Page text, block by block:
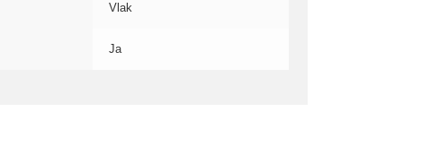
Vlak
Ja